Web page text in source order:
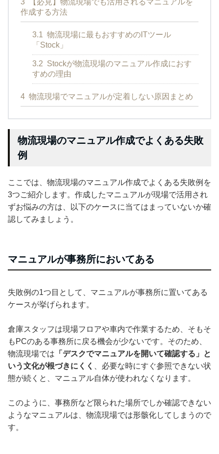
3
【必見】物流現場でも活用されるマニュアルを
作成する方法
3.1 物流現場に最もおすすめのITツール
「Stock」
3.2 Stockが物流現場のマニュアル作成におす
すめの理由
4 物流現場でマニュアルが定着しない原因まとめ
物流現場のマニュアル作成でよくある失敗
例
ここでは、物流現場のマニュアル作成でよくある失敗例を
3つご紹介します。作成したマニュアルが現場で活用され
ずお悩みの方は、以下のケースに当てはまっていないか確
認してみましょう。
マニュアルが事務所においてある
失敗例の1つ目として、マニュアルが事務所に置いてある
ケースが挙げられます。
倉庫スタッフは現場フロアや車内で作業するため、そもそ
もPCのある事務所に戻る機会が少ないです。そのため、
物流現場では 「デスクでマニュアルを開いて確認する」と
いう文化が根づきにくく
、必要な時にすぐ参照できない状
態が続くと、マニュアル自体が使われなくなります。
このように、事務所など限られた場所でしか確認できない
ようなマニュアルは、物流現場では形骸化してしまうので
す。